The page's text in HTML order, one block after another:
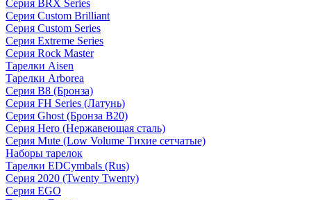
Серия BRX Series
Серия Custom Brilliant
Серия Custom Series
Серия Extreme Series
Серия Rock Master
Тарелки Aisen
Тарелки Arborea
Серия B8 (Бронза)
Серия FH Series (Латунь)
Серия Ghost (Бронза B20)
Серия Hero (Нержавеющая сталь)
Серия Mute (Low Volume Тихие сетчатые)
Наборы тарелок
Тарелки EDCymbals (Rus)
Серия 2020 (Twenty Twenty)
Серия EGO